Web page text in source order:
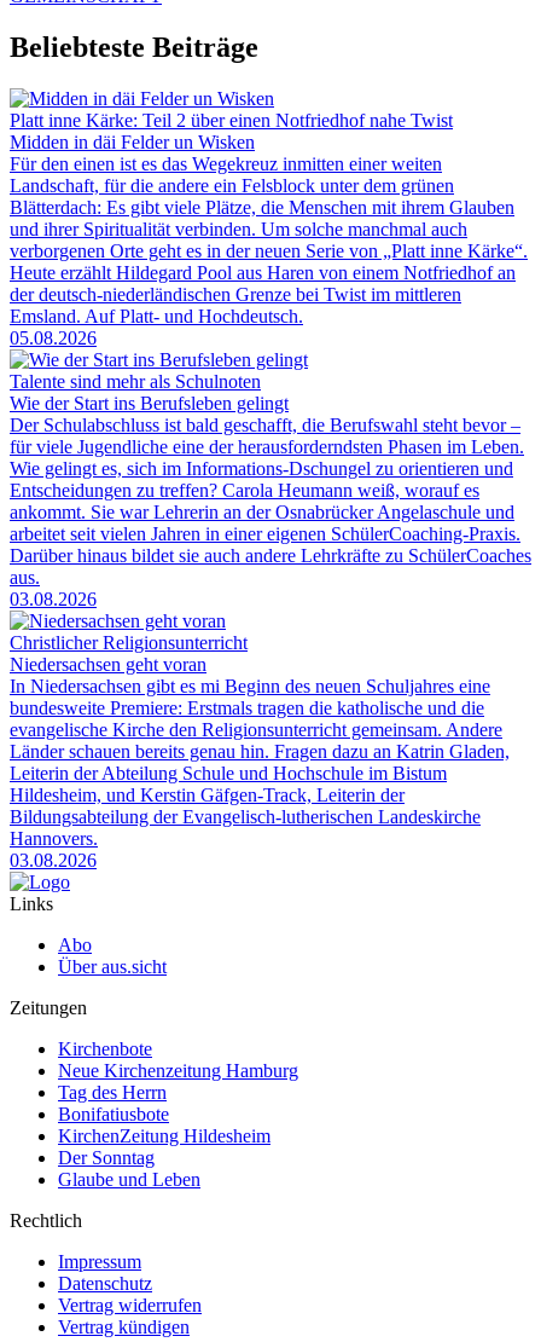
Beliebteste Beiträge
Platt inne Kärke: Teil 2 über einen Notfriedhof nahe Twist
Midden in däi Felder un Wisken
Für den einen ist es das Wegekreuz inmitten einer weiten
Landschaft, für die andere ein Felsblock unter dem grünen
Blätterdach: Es gibt viele Plätze, die Menschen mit ihrem Glauben
und ihrer Spiritualität verbinden. Um solche manchmal auch
verborgenen Orte geht es in der neuen Serie von „Platt inne Kärke“.
Heute erzählt Hildegard Pool aus Haren von einem Notfriedhof an
der deutsch-niederländischen Grenze bei Twist im mittleren
Emsland. Auf Platt- und Hochdeutsch.
05.08.2026
Talente sind mehr als Schulnoten
Wie der Start ins Berufsleben gelingt
Der Schulabschluss ist bald geschafft, die Berufswahl steht bevor –
für viele Jugendliche eine der herausforderndsten Phasen im Leben.
Wie gelingt es, sich im Informations-Dschungel zu orientieren und
Entscheidungen zu treffen? Carola Heumann weiß, worauf es
ankommt. Sie war Lehrerin an der Osnabrücker Angelaschule und
arbeitet seit vielen Jahren in einer eigenen SchülerCoaching-Praxis.
Darüber hinaus bildet sie auch andere Lehrkräfte zu SchülerCoaches
aus.
03.08.2026
Christlicher Religionsunterricht
Niedersachsen geht voran
In Niedersachsen gibt es mi Beginn des neuen Schuljahres eine
bundesweite Premiere: Erstmals tragen die katholische und die
evangelische Kirche den Religionsunterricht gemeinsam. Andere
Länder schauen bereits genau hin. Fragen dazu an Katrin Gladen,
Leiterin der Abteilung Schule und Hochschule im Bistum
Hildesheim, und Kerstin Gäfgen-Track, Leiterin der
Bildungsabteilung der Evangelisch-lutherischen Landeskirche
Hannovers.
03.08.2026
Links
Abo
Über aus.sicht
Zeitungen
Kirchenbote
Neue Kirchenzeitung Hamburg
Tag des Herrn
Bonifatiusbote
KirchenZeitung Hildesheim
Der Sonntag
Glaube und Leben
Rechtlich
Impressum
Datenschutz
Vertrag widerrufen
Vertrag kündigen